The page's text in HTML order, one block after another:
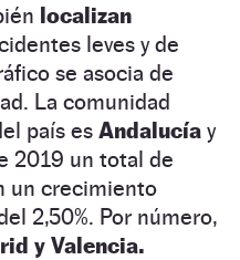
localizan
leves y de
se asocia de
La comunidad
país es Andalucía y
2019 un total de
un crecimiento
2,50%. Por número,
y Valencia.